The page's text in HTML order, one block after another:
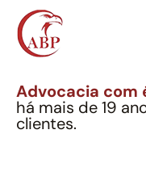
Advocacia com
há mais de 19
clientes.